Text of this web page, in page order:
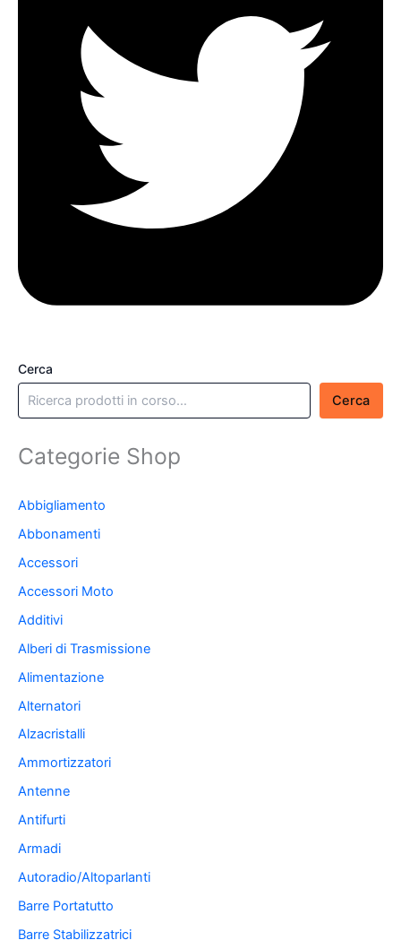
Cerca
Cerca
Categorie Shop
Abbigliamento
Abbonamenti
Accessori
Accessori Moto
Additivi
Alberi di Trasmissione
Alimentazione
Alternatori
Alzacristalli
Ammortizzatori
Antenne
Antifurti
Armadi
Autoradio/Altoparlanti
Barre Portatutto
Barre Stabilizzatrici